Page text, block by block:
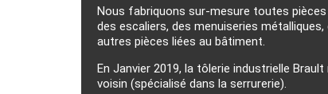
Nous fabriquons sur-mesure toutes
des escaliers, des menuiseries
autres pièces liées au bâtiment.
En Janvier 2019, la tôlerie industrielle
voisin (spécialisé dans la serrurerie).